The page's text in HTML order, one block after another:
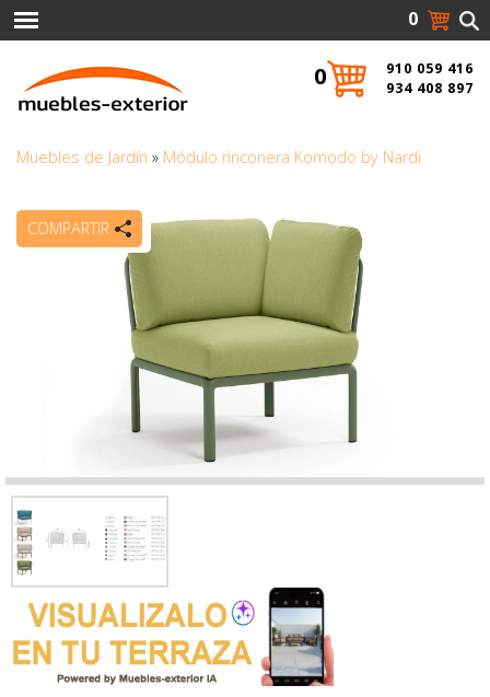
Muebles de Jardín » Módulo rinconera Komodo by Nardi
COMPARTIR
910 059 416
934 408 897
0
0